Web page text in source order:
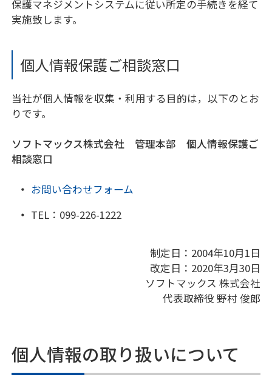
保護マネジメントシステムに従い所定の手続きを経て
実施致します。
個人情報保護ご相談窓口
当社が個人情報を収集・利用する目的は，以下のとお
りです。
ソフトマックス株式会社 管理本部 個人情報保護ご
相談窓口
お問い合わせフォーム
TEL： 099-226-1222
制定日：2004年10月1日
改定日：2020年3月30日
ソフトマックス 株式会社
代表取締役 野村 俊郎
個人情報の取り扱いについて